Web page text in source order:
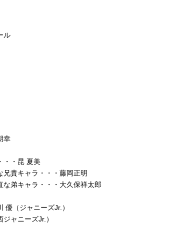
ル
幸
・・昆 夏美
貴キャラ・・・藤岡正明
弟キャラ・・・大久保祥太郎
（ジャニーズJr.）
ャニーズJr.）